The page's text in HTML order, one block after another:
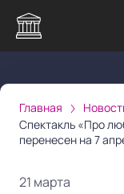
Главная
Спектакль «Про
перенесен на 7
21 марта